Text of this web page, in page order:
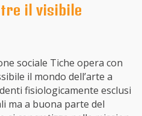
il visibile
sociale Tiche opera con
il mondo dell’arte a
fisiologicamente esclusi
ma a buona parte del